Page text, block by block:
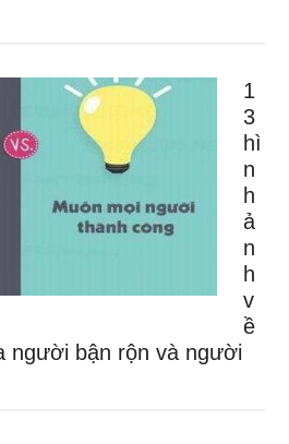
1
3
hì
n
h
ả
n
h
v
ề
người bận rộn và người